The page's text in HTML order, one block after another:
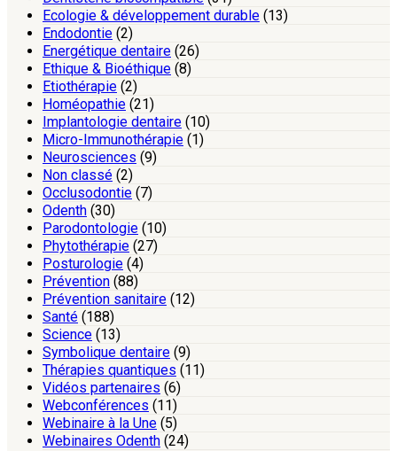
Ecologie & développement durable (13)
Endodontie (2)
Energétique dentaire (26)
Ethique & Bioéthique (8)
Etiothérapie (2)
Homéopathie (21)
Implantologie dentaire (10)
Micro-Immunothérapie (1)
Neurosciences (9)
Non classé (2)
Occlusodontie (7)
Odenth (30)
Parodontologie (10)
Phytothérapie (27)
Posturologie (4)
Prévention (88)
Prévention sanitaire (12)
Santé (188)
Science (13)
Symbolique dentaire (9)
Thérapies quantiques (11)
Vidéos partenaires (6)
Webconférences (11)
Webinaire à la Une (5)
Webinaires Odenth (24)